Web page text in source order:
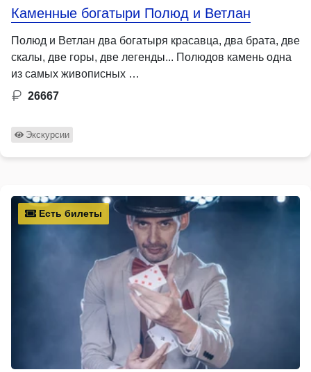
Каменные богатыри Полюд и Ветлан
Полюд и Ветлан два богатыря красавца, два брата, две
скалы, две горы, две легенды... Полюдов камень одна
из самых живописных …
26667
Экскурсии
Есть билеты